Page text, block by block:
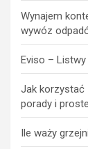
Wynajem
wywóz
Eviso –
Jak korzystać
porady i
Ile waży